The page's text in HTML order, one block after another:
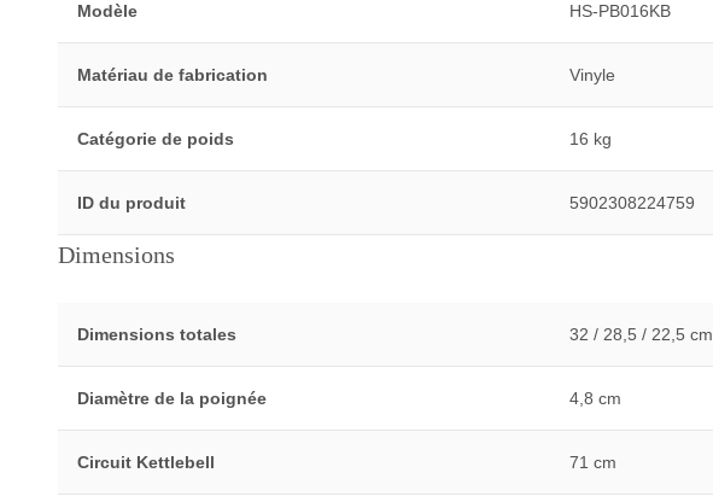
Modèle HS-PB016KB
Matériau de fabrication Vinyle
Catégorie de poids 16 kg
ID du produit 5902308224759
Dimensions
Dimensions totales 32 / 28,5 / 22,5 cm
Diamètre de la poignée 4,8 cm
Circuit Kettlebell 71 cm